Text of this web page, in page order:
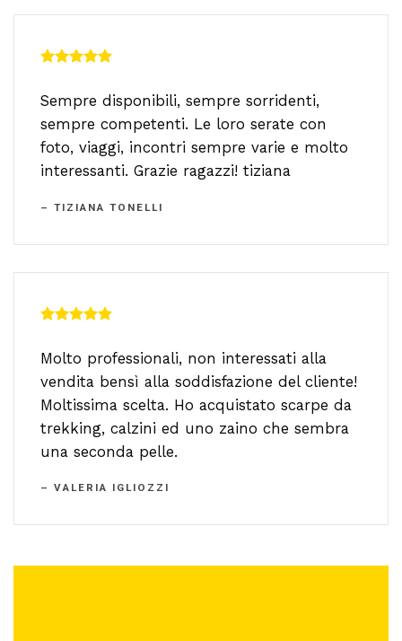
Sempre disponibili, sempre sorridenti,
sempre competenti. Le loro serate con
foto, viaggi, incontri sempre varie e molto
interessanti. Grazie ragazzi! tiziana
– TIZIANA TONELLI
Molto professionali, non interessati alla
vendita bensì alla soddisfazione del cliente!
Moltissima scelta. Ho acquistato scarpe da
trekking, calzini ed uno zaino che sembra
una seconda pelle.
– VALERIA IGLIOZZI